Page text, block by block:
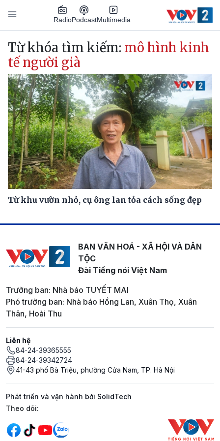
Nhảy đến nội dung
RadioPodcastMultimedia
Main navigation
Từ khóa tìm kiếm: mô hình kinh
tế người già
Từ khu vườn nhỏ, cụ ông lan tỏa cách sống đẹp
BAN VĂN HOÁ - XÃ HỘI VÀ DÂN
TỘC
Đài Tiếng nói Việt Nam
Trưởng ban: Nhà báo TUYẾT MAI
Phó trưởng ban: Nhà báo Hồng Lan, Xuân Thọ, Xuân
Thân, Hoài Thu
Liên hệ
84-24-39365555
84-24-39342724
41-43 phố Bà Triệu, phường Cửa Nam, TP. Hà Nội
Phát triển và vận hành bởi SolidTech
Mạng xã hội
Theo dõi: